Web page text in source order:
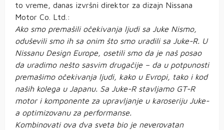
to vreme, danas izvršni direktor za dizajn Nissana
Motor Co. Ltd.:
Ako smo premašili očekivanja ljudi sa Juke Nismo,
oduševili smo ih sa onim što smo uradili sa Juke-R. U
Nissanu Design Europe, osetili smo da je naš posao
da uradimo nešto sasvim drugačije – da u potpunosti
premašimo očekivanja ljudi, kako u Evropi, tako i kod
naših kolega u Japanu. Sa Juke-R stavljamo GT-R
motor i komponente za upravljanje u karoseriju Juke-
a optimizovanu za performanse.
Kombinovati ova dva sveta bio je neverovatan